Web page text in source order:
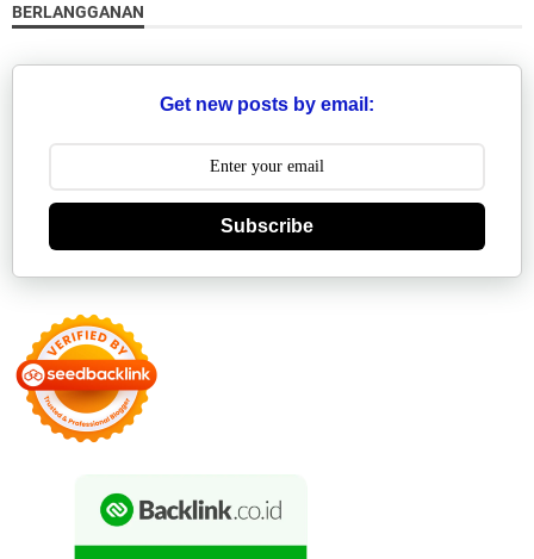
BERLANGGANAN
Get new posts by email:
Subscribe